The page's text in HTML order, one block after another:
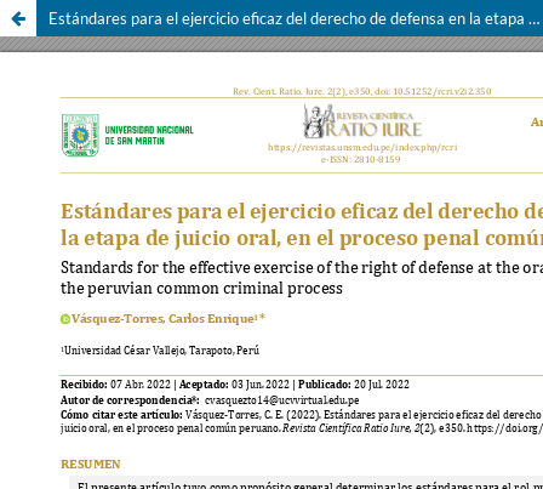
Estándares para el ejercicio eficaz del derecho de defensa en la etapa de juicio oral, en el proceso penal común Peruano.